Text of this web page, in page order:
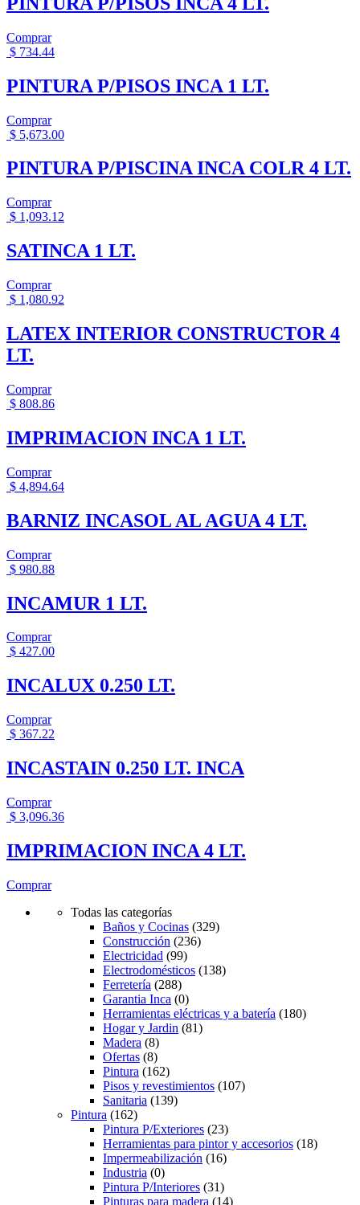
Comprar
$ 734.44
PINTURA P/PISOS INCA 1 LT.
Comprar
$ 5,673.00
PINTURA P/PISCINA INCA COLR 4 LT.
Comprar
$ 1,093.12
SATINCA 1 LT.
Comprar
$ 1,080.92
LATEX INTERIOR CONSTRUCTOR 4
LT.
Comprar
$ 808.86
IMPRIMACION INCA 1 LT.
Comprar
$ 4,894.64
BARNIZ INCASOL AL AGUA 4 LT.
Comprar
$ 980.88
INCAMUR 1 LT.
Comprar
$ 427.00
INCALUX 0.250 LT.
Comprar
$ 367.22
INCASTAIN 0.250 LT. INCA
Comprar
$ 3,096.36
IMPRIMACION INCA 4 LT.
Comprar
Todas las categorías
Baños y Cocinas (329)
Construcción (236)
Electricidad (99)
Electrodomésticos (138)
Ferretería (288)
Garantia Inca (0)
Herramientas eléctricas y a batería (180)
Hogar y Jardin (81)
Madera (8)
Ofertas (8)
Pintura (162)
Pisos y revestimientos (107)
Sanitaria (139)
Pintura (162)
Pintura P/Exteriores (23)
Herramientas para pintor y accesorios (18)
Impermeabilización (16)
Industria (0)
Pintura P/Interiores (31)
Pinturas para madera (14)